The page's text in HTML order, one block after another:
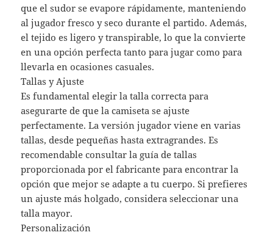
que el sudor se evapore rápidamente, manteniendo
al jugador fresco y seco durante el partido. Además,
el tejido es ligero y transpirable, lo que la convierte
en una opción perfecta tanto para jugar como para
llevarla en ocasiones casuales.
Tallas y Ajuste
Es fundamental elegir la talla correcta para
asegurarte de que la camiseta se ajuste
perfectamente. La versión jugador viene en varias
tallas, desde pequeñas hasta extragrandes. Es
recomendable consultar la guía de tallas
proporcionada por el fabricante para encontrar la
opción que mejor se adapte a tu cuerpo. Si prefieres
un ajuste más holgado, considera seleccionar una
talla mayor.
Personalización